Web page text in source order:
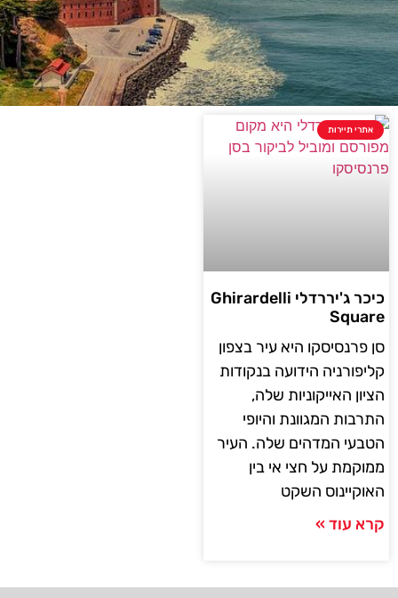
אתרי תיירות
כיכר ג'יררדלי Ghirardelli
Square
סן פרנסיסקו היא עיר בצפון
קליפורניה הידועה בנקודות
הציון האייקוניות שלה,
התרבות המגוונת והיופי
הטבעי המדהים שלה. העיר
ממוקמת על חצי אי בין
האוקיינוס ​​השקט
קרא עוד »